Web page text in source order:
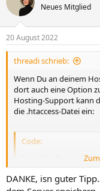
Neues Mitglied
20 August 2022
threadi schrieb:
Wenn Du an deinem
dort auch eine Option
Hosting-Support kann
die .htaccess-Datei ein:
Code:
RewriteEngine On
RewriteCond
RewriteRule (.*)
DANKE, isn guter